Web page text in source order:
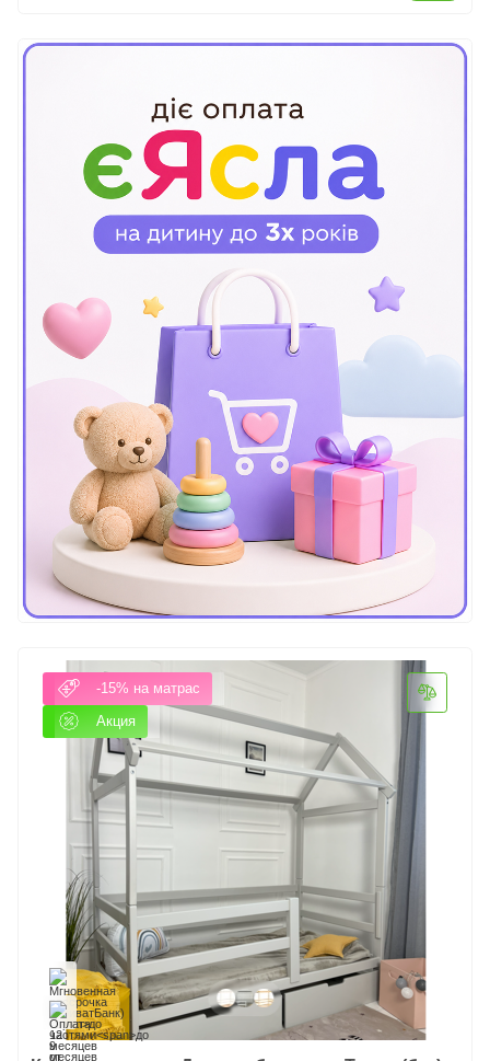
-15% на матрас
Акция